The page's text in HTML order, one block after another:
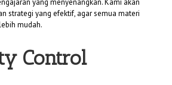
strategi yang efektif, agar semua materi
mudah.
Control